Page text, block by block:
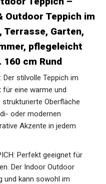
Teppich im
Garten,
pflegeleicht
cm Rund
Der stilvolle Teppich im
eine warme und
Oberfläche
oder modernen
Akzente in jedem
Perfekt geeignet für
Der Indoor Outdoor
und kann sowohl im